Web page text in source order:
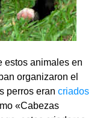
estos animales en
organizaron el
perros eran criados
«Cabezas